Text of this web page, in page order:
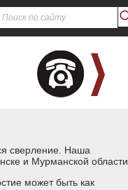
сверление. Наша
и Мурманской области.
может быть как